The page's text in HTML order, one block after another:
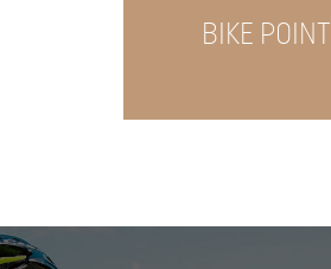
BIKE POINT